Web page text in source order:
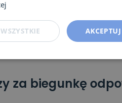
pojedyncze epizody
uporczywe biegunki
za biegunkę